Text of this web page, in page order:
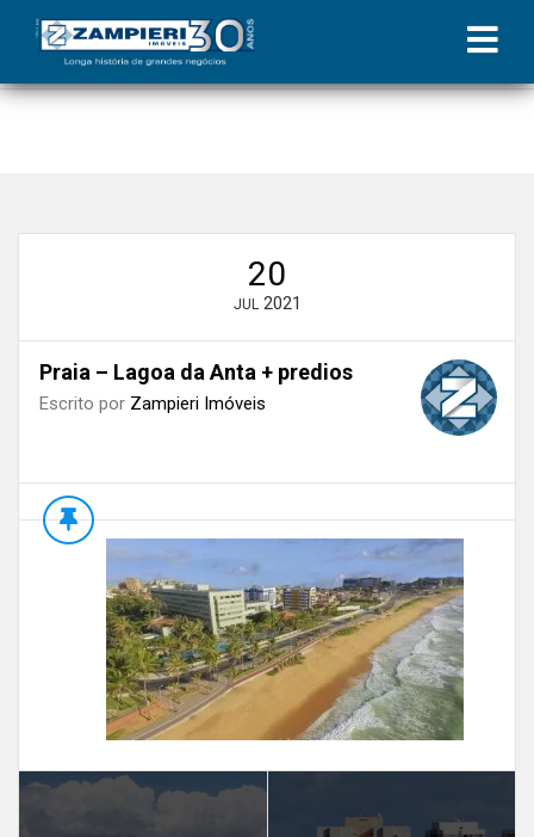
Início»Blog»Conheça Cruz das Almas, bairro de Maceió em
constante crescimento»Praia – Lagoa da Anta + predios
20
JUL 2021
Praia – Lagoa da Anta + predios
Escrito por Zampieri Imóveis